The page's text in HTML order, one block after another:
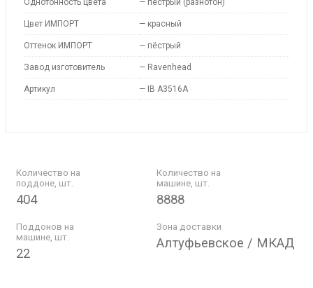
Однотонность цвета — пестрый (разнотон)
Цвет ИМПОРТ — красный
Оттенок ИМПОРТ — пёстрый
Завод изготовитель — Ravenhead
Артикул — IB A3516A
Количество на
поддоне, шт.
404
Количество на
машине, шт.
8888
Поддонов на
машине, шт.
22
Зона доставки
Алтуфьевское / МКАД